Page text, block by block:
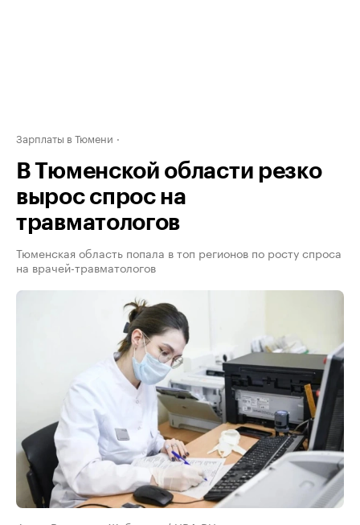
Зарплаты в Тюмени
В Тюменской области резко
вырос спрос на
травматологов
Тюменская область попала в топ регионов по росту спроса
на врачей-травматологов